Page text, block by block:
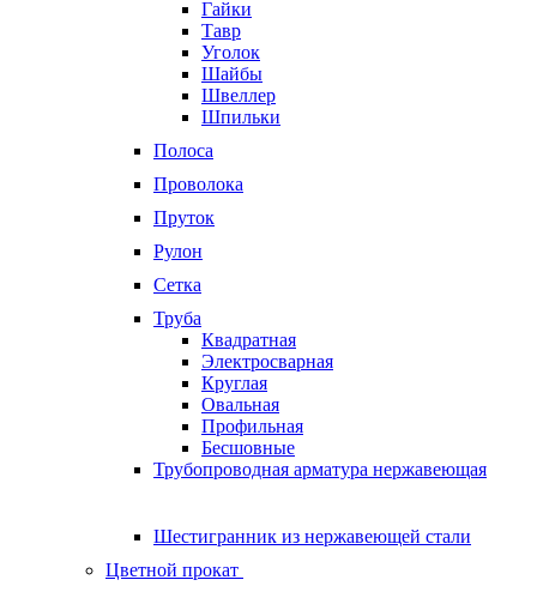
Гайки
Тавр
Уголок
Шайбы
Швеллер
Шпильки
Полоса
Проволока
Пруток
Рулон
Сетка
Труба
Квадратная
Электросварная
Круглая
Овальная
Профильная
Бесшовные
Трубопроводная арматура нержавеющая
Шестигранник из нержавеющей стали
Цветной прокат